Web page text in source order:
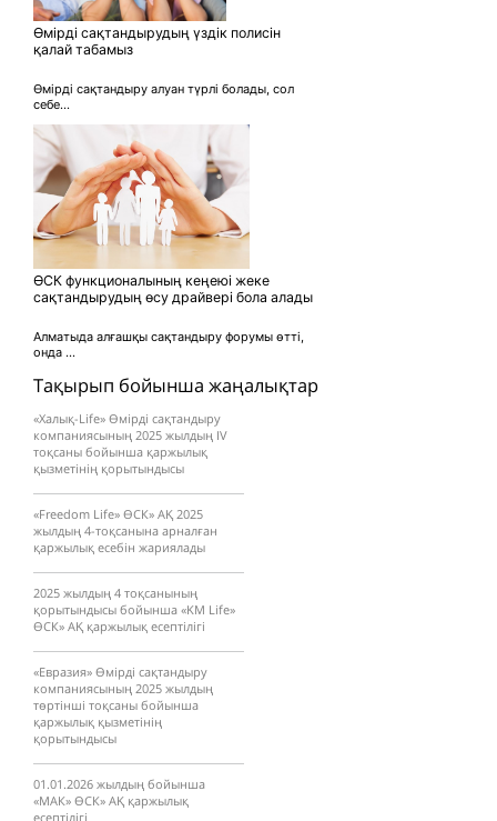
Тақырып бойынша жаңалықтар
«Халық-Life» Өмірді сақтандыру
компаниясының 2025 жылдың IV
тоқсаны бойынша қаржылық
қызметінің қорытындысы
«Freedom Life» ӨСК» АҚ 2025
жылдың 4-тоқсанына арналған
қаржылық есебін жариялады
2025 жылдың 4 тоқсанының
қорытындысы бойынша «KM Life»
ӨCК» АҚ қаржылық есептілігі
«Евразия» Өмірді сақтандыру
компаниясының 2025 жылдың
төртінші тоқсаны бойынша
қаржылық қызметінің
қорытындысы
01.01.2026 жылдың бойынша
«МАК» ӨCК» АҚ қаржылық
есептілігі
Өмірді сақтандырудың үздік полисін
қалай табамыз
Өмірді сақтандыру алуан түрлі болады, сол
себе...
ӨСК функционалының кеңеюі жеке
сақтандырудың өсу драйвері бола алады
Алматыда алғашқы сақтандыру форумы өтті,
онда ...